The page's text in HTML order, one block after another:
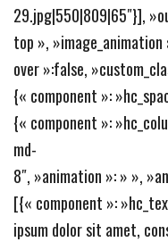
29.jpg|550|809|65″}],
top »,
over »:false,
{« component »:
{« component »:
md-
8″, »animation »: » »,
[{« component »:
ipsum dolor sit amet,